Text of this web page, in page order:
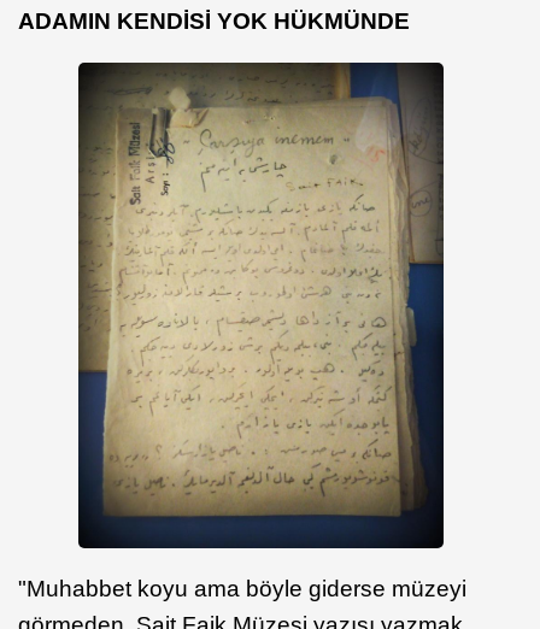
ADAMIN KENDİSİ YOK HÜKMÜNDE
"Muhabbet koyu ama böyle giderse müzeyi